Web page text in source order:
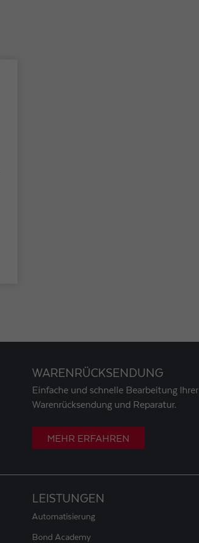
WARENRÜCKSENDUNG
Einfache und schnelle Bearbeitung Ihrer
Warenrücksendung und Reparatur.
MEHR ERFAHREN
LEISTUNGEN
Automatisierung
Bond Academy